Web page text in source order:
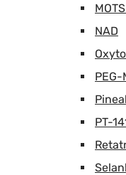
NAD
PEG-
PT-